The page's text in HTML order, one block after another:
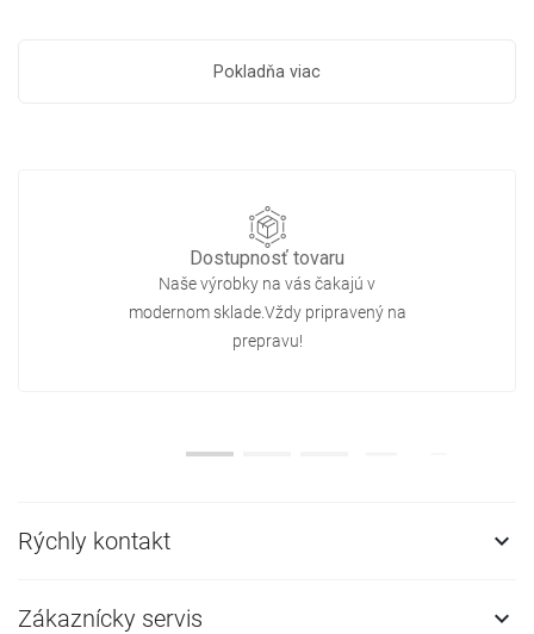
Pokladňa viac
Dostupnosť tovaru
Naše výrobky na vás čakajú v
modernom sklade.Vždy pripravený na
prepravu!
Rýchly kontakt 
Zákaznícky servis 